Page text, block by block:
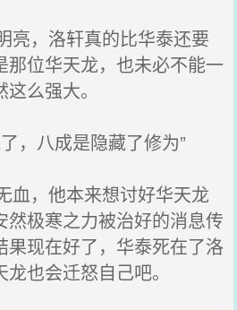
，洛轩真的比华泰还要
那位华天龙，也未必不能一
么强大。
，八成是隐藏了修为”
，他本来想讨好华天龙
然极寒之力被治好的消息传
果现在好了，华泰死在了洛
也会迁怒自己吧。